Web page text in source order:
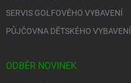
SERVIS GOLFOVÉHO VYBAVENÍ
PŮJČOVNA DĚTSKÉHO VYBAVENÍ
ODBĚR NOVINEK